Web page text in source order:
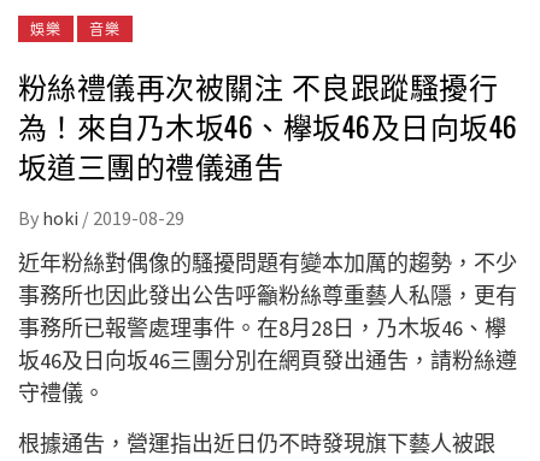
娛樂 音樂
粉絲禮儀再次被關注 不良跟蹤騷擾行
為！來自乃木坂46、欅坂46及日向坂46
坂道三團的禮儀通吿
By hoki / 2019-08-29
近年粉絲對偶像的騷擾問題有變本加厲的趨勢，不少
事務所也因此發出公吿呼籲粉絲尊重藝人私隱，更有
事務所已報警處理事件。在8月28日，乃木坂46、欅
坂46及日向坂46三團分別在網頁發出通吿，請粉絲遵
守禮儀。
根據通吿，營運指出近日仍不時發現旗下藝人被跟